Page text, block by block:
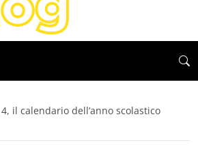
il calendario dell’anno scolastico